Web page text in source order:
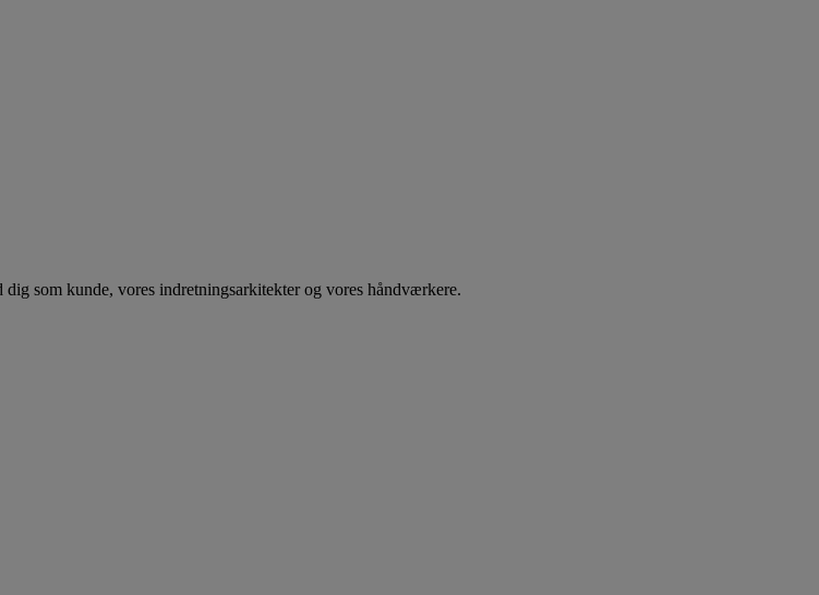
som kunde, vores indretningsarkitekter og vores håndværkere.